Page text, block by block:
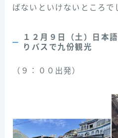
ばないといけないところで
１２月９日（土）日本
りバスで九份観光
（９：００出発）